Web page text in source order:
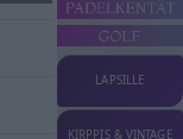
LAPSILLE
KIRPPIS & VINTAGE